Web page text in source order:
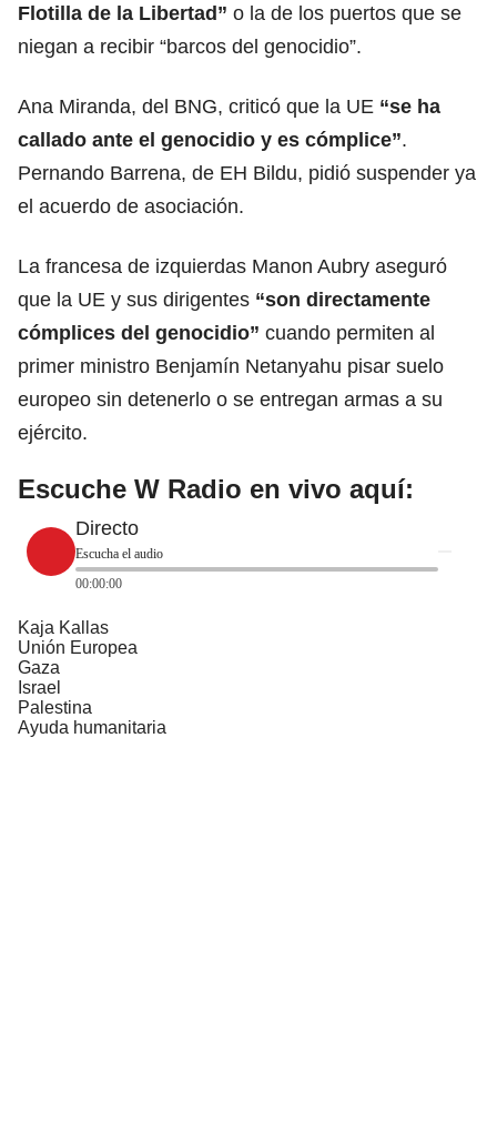
Flotilla de la Libertad” o la de los puertos que se
niegan a recibir “barcos del genocidio”.
Ana Miranda, del BNG, criticó que la UE “se ha
callado ante el genocidio y es cómplice”.
Pernando Barrena, de EH Bildu, pidió suspender ya
el acuerdo de asociación.
La francesa de izquierdas Manon Aubry aseguró
que la UE y sus dirigentes “son directamente
cómplices del genocidio” cuando permiten al
primer ministro Benjamín Netanyahu pisar suelo
europeo sin detenerlo o se entregan armas a su
ejército.
Escuche W Radio en vivo aquí:
Directo
Escucha el audio
00:00:00
Kaja Kallas
Unión Europea
Gaza
Israel
Palestina
Ayuda humanitaria